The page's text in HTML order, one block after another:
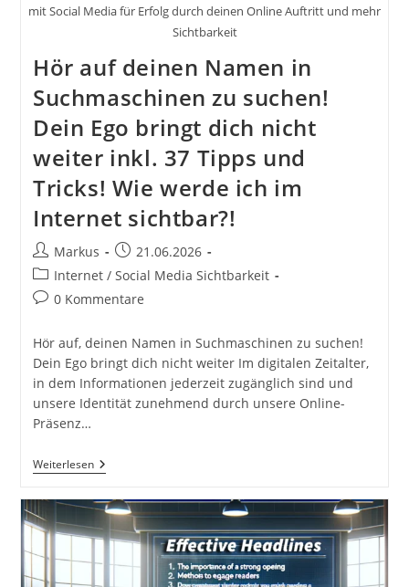
mit Social Media für Erfolg durch deinen Online Auftritt und mehr
Sichtbarkeit
Hör auf deinen Namen in
Suchmaschinen zu suchen!
Dein Ego bringt dich nicht
weiter inkl. 37 Tipps und
Tricks! Wie werde ich im
Internet sichtbar?!
Beitrags-
Autor:
Markus
Beitrag
veröffentlicht:
21.06.2026
Beitrags-
Kategorie:
Internet / Social Media Sichtbarkeit
Beitrags-
0 Kommentare
Hör auf, deinen Namen in Suchmaschinen zu suchen!
Dein Ego bringt dich nicht weiter Im digitalen Zeitalter,
in dem Informationen jederzeit zugänglich sind und
unsere Identität zunehmend durch unsere Online-
Präsenz…
WeiterlesenHör
Auf
Namen
In
Suchmaschinen
Suchen!
Dein